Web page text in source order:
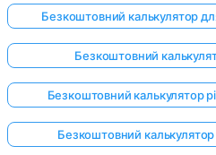
Безкоштовний калькулятор
Безкоштовний
Безкоштовний калькулятор
Безкоштовний